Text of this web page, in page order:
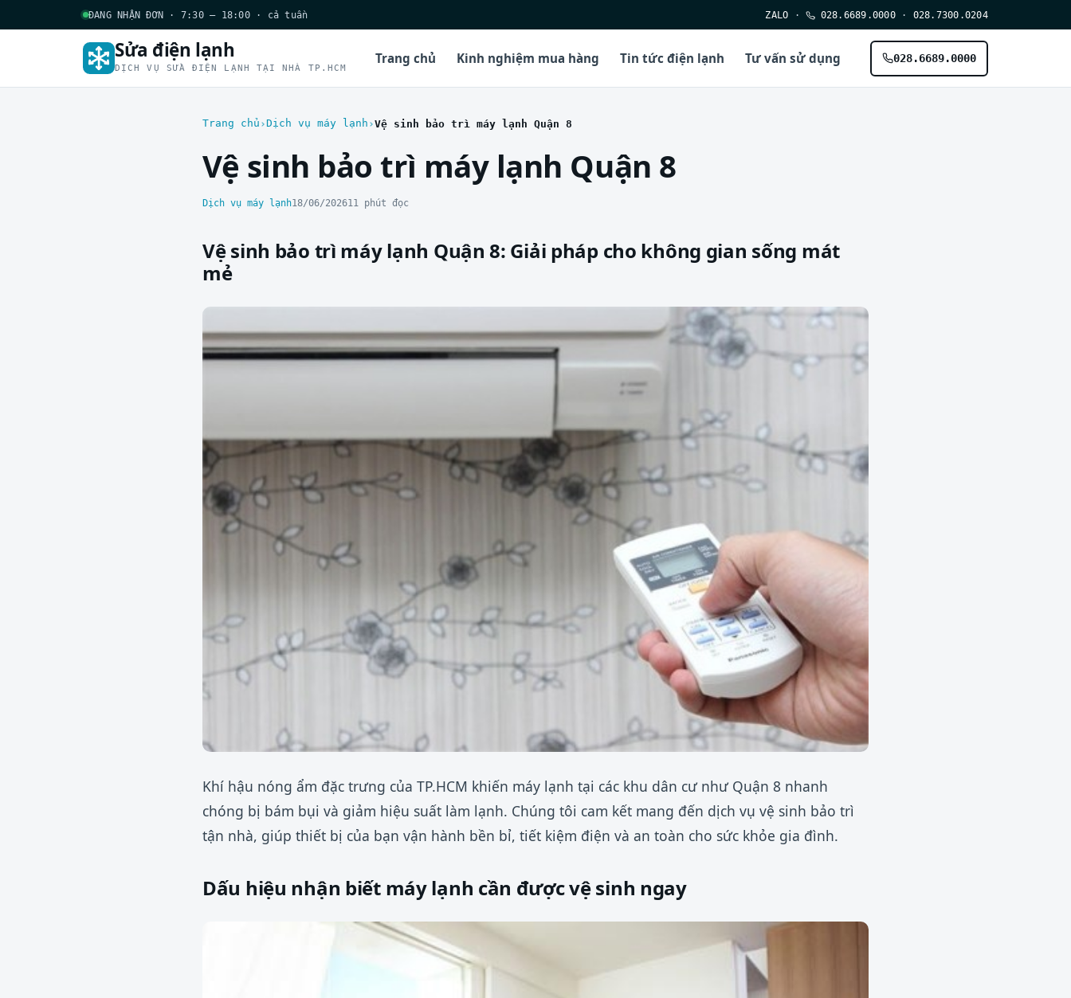
ĐANG NHẬN ĐƠN · 7:30 – 18:00 · cả tuần ZALO · 028.6689.0000 · 028.7300.0204
Sửa điện lạnh
DỊCH VỤ SỬA ĐIỆN LẠNH TẠI NHÀ TP.HCM
Trang chủ Kinh nghiệm mua hàng Tin tức điện lạnh Tư vấn sử dụng 028.6689.0000
Trang chủ Dịch vụ máy lạnh Vệ sinh bảo trì máy lạnh Quận 8
Vệ sinh bảo trì máy lạnh Quận 8
Dịch vụ máy lạnh18/06/202611 phút đọc
Vệ sinh bảo trì máy lạnh Quận 8: Giải pháp cho không gian sống mát
mẻ
Khí hậu nóng ẩm đặc trưng của TP.HCM khiến máy lạnh tại các khu dân cư như Quận 8 nhanh
chóng bị bám bụi và giảm hiệu suất làm lạnh. Chúng tôi cam kết mang đến dịch vụ vệ sinh bảo trì
tận nhà, giúp thiết bị của bạn vận hành bền bỉ, tiết kiệm điện và an toàn cho sức khỏe gia đình.
Dấu hiệu nhận biết máy lạnh cần được vệ sinh ngay